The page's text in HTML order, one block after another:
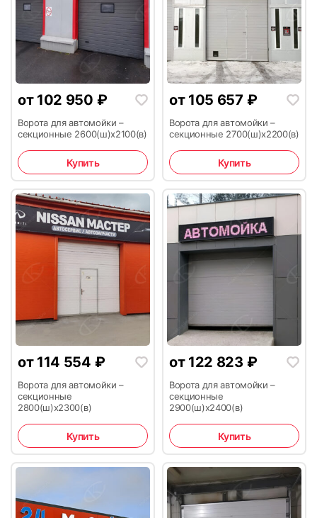
13 14
15 16
19 20
21 22
от 102 950 ₽
Ворота для автомойки –
секционные 2600(ш)х2100(в)
Купить
от 105 657 ₽
Ворота для автомойки –
секционные 2700(ш)х2200(в)
Купить
от 114 554 ₽
Ворота для автомойки –
секционные
2800(ш)х2300(в)
Купить
от 122 823 ₽
Ворота для автомойки –
секционные
2900(ш)х2400(в)
Купить